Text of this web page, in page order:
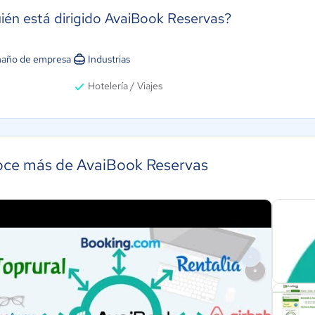
está dirigido AvaiBook Reservas?
de empresa Industrias
Hotelería / Viajes
más de AvaiBook Reservas